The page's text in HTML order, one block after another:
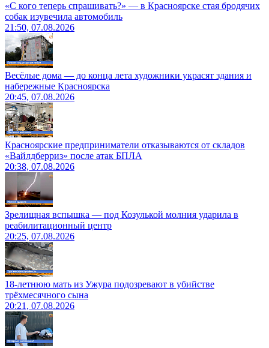
«С кого теперь спрашивать?» — в Красноярске стая бродячих
собак изувечила автомобиль
21:50, 07.08.2026
Весёлые дома — до конца лета художники украсят здания и
набережные Красноярска
20:45, 07.08.2026
Красноярские предприниматели отказываются от складов
«Вайлдберриз» после атак БПЛА
20:38, 07.08.2026
Зрелищная вспышка — под Козулькой молния ударила в
реабилитационный центр
20:25, 07.08.2026
18-летнюю мать из Ужура подозревают в убийстве
трёхмесячного сына
20:21, 07.08.2026